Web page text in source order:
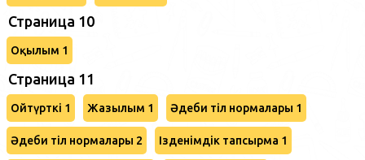
Страница 10
Оқылым 1
Страница 11
Ойтүрткі 1 Жазылым 1 Әдеби тіл нормалары 1
Әдеби тіл нормалары 2 Ізденімдік тапсырма 1